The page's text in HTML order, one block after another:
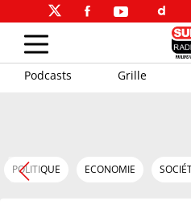
Podcasts Grille
POLITIQUE ECONOMIE